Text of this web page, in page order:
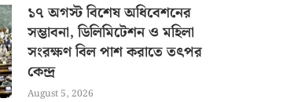
১৭ অগস্ট বিশেষ অধিবেশনের
সম্ভাবনা, ডিলিমিটেশন ও মহিলা
সংরক্ষণ বিল পাশ করাতে তৎপর
কেন্দ্র
August 5, 2026